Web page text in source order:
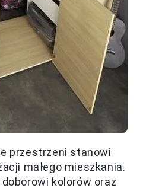
przestrzeni stanowi
małego mieszkania.
kolorów oraz